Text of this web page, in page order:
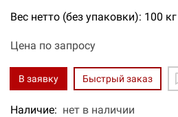
Вес нетто (без упаковки): 100 кг
Цена по запросу
В заявку Быстрый заказ
Наличие: нет в наличии